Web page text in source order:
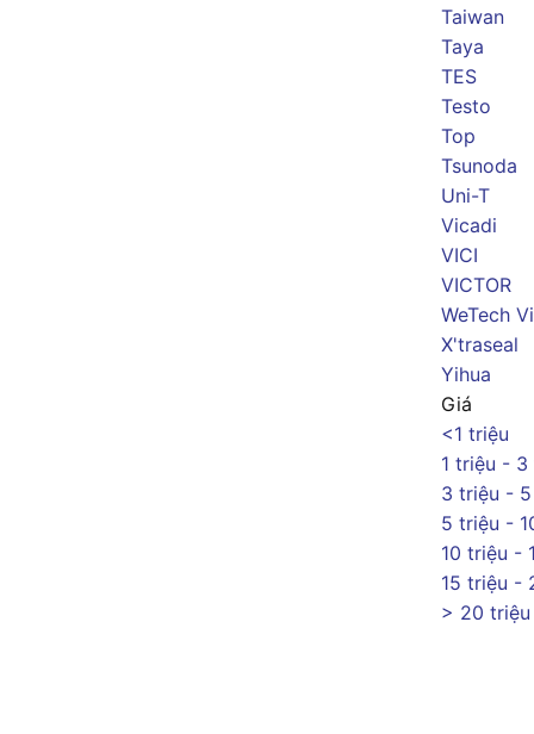
Taiwan
Taya
TES
Testo
Top
Tsunoda
Uni-T
Vicadi
VICI
VICTOR
WeTech
X'traseal
Yihua
Giá
<1 triệu
1 triệu - 3
3 triệu -
5 triệu -
10 triệu -
15 triệu -
> 20 triệu